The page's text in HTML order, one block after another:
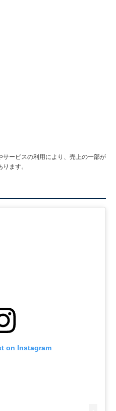
ービスの利用により、売上の一部が
ます。
on Instagram